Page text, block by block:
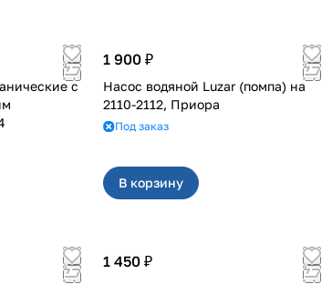
1 900 ₽
Насос водяной Luzar (помпа) на
2110-2112, Приора
Под заказ
В корзину
1 450 ₽